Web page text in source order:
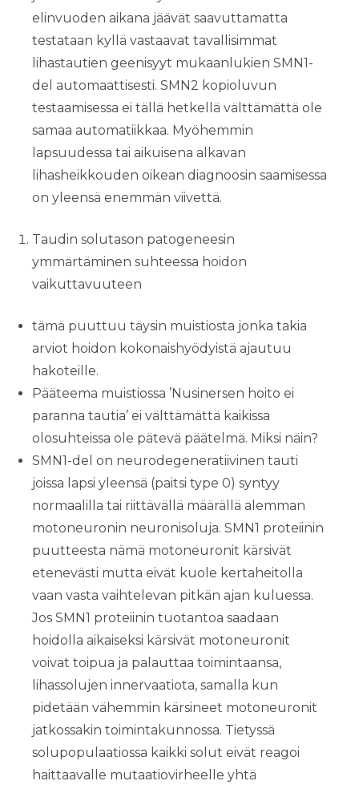
elinvuoden aikana jäävät saavuttamatta
testataan kyllä vastaavat tavallisimmat
lihastautien geenisyyt mukaanlukien SMN1-
del automaattisesti. SMN2 kopioluvun
testaamisessa ei tällä hetkellä välttämättä ole
samaa automatiikkaa. Myöhemmin
lapsuudessa tai aikuisena alkavan
lihasheikkouden oikean diagnoosin saamisessa
on yleensä enemmän viivettä.
Taudin solutason patogeneesin
ymmärtäminen suhteessa hoidon
vaikuttavuuteen
tämä puuttuu täysin muistiosta jonka takia
arviot hoidon kokonaishyödyistä ajautuu
hakoteille.
Pääteema muistiossa ’Nusinersen hoito ei
paranna tautia’ ei välttämättä kaikissa
olosuhteissa ole pätevä päätelmä. Miksi näin?
SMN1-del on neurodegeneratiivinen tauti
joissa lapsi yleensä (paitsi type 0) syntyy
normaalilla tai riittävällä määrällä alemman
motoneuronin neuronisoluja. SMN1 proteiinin
puutteesta nämä motoneuronit kärsivät
etenevästi mutta eivät kuole kertaheitolla
vaan vasta vaihtelevan pitkän ajan kuluessa.
Jos SMN1 proteiinin tuotantoa saadaan
hoidolla aikaiseksi kärsivät motoneuronit
voivat toipua ja palauttaa toimintaansa,
lihassolujen innervaatiota, samalla kun
pidetään vähemmin kärsineet motoneuronit
jatkossakin toimintakunnossa. Tietyssä
solupopulaatiossa kaikki solut eivät reagoi
haittaavalle mutaatiovirheelle yhtä